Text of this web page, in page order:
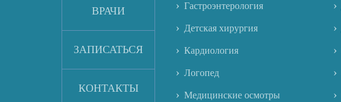
ВРАЧИ
ЗАПИСАТЬСЯ
КОНТАКТЫ
Гастроэнтерология
Детская хирургия
Кардиология
Логопед
Медицинские осмотры